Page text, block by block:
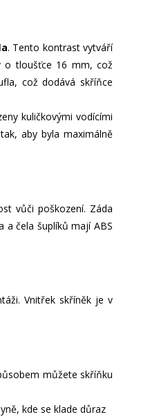
. Tento kontrast vytváří
o tloušťce 16 mm, což
což dodává skříňce
kuličkovými vodícími
aby byla maximálně
vůči poškození. Záda
a čela šuplíků mají ABS
Vnitřek skříněk je v
můžete skříňku
kde se klade důraz